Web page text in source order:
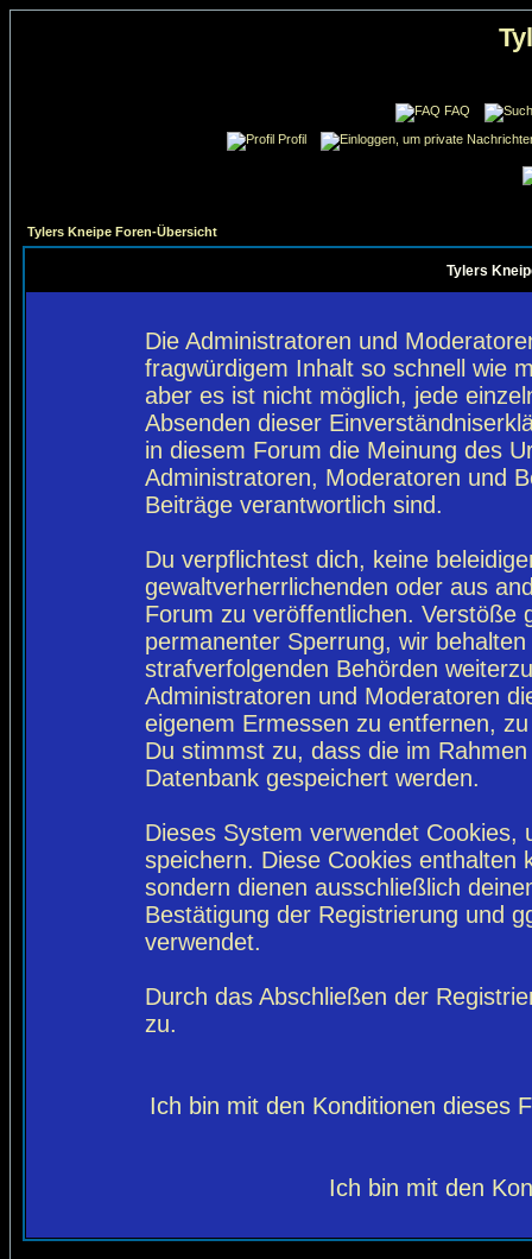
FAQ
Profil
Tylers Kneipe Foren-Übersicht
Tylers
Die Administratoren und
fragwürdigem Inhalt so schnell wie
aber es ist nicht möglich, jede
Absenden dieser
in diesem Forum die Meinung des
Administratoren, Moderatoren und
Beiträge verantwortlich sind.
Du verpflichtest dich, keine
gewaltverherrlichenden oder aus
Forum zu veröffentlichen. Verstöße
permanenter Sperrung, wir
strafverfolgenden Behörden
Administratoren und Moderatoren
eigenem Ermessen zu entfernen,
Du stimmst zu, dass die im
Datenbank gespeichert werden.
Dieses System verwendet
speichern. Diese Cookies enthalten
sondern dienen ausschließlich
Bestätigung der Registrierung und
verwendet.
Durch das Abschließen der
zu.
Ich bin mit den Konditionen dieses
Ich bin mit den